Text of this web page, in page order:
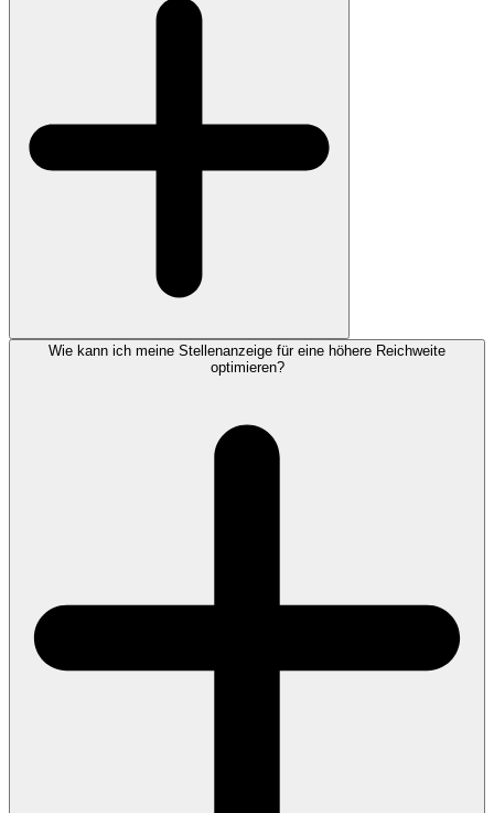
Wie kann ich meine Stellenanzeige für eine höhere Reichweite
optimieren?